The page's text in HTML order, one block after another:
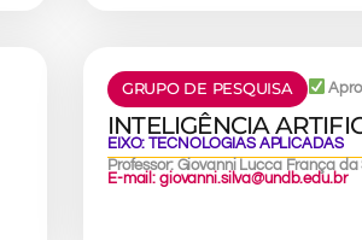
GRUPO DE PESQUISA
INTELIGÊNCIA
EIXO:TECNOLOGIAS APLICADAS
Professor: Giovanni Lucca França da
E-mail: giovanni.silva@undb.edu.br